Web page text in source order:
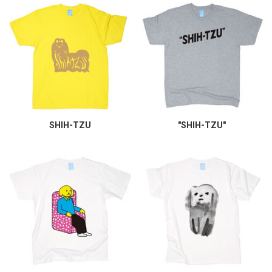
SHIH-TZU "SHIH-TZU"